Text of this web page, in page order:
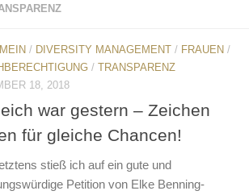
/ DIVERSITY MANAGEMENT / FRAUEN /
/ TRANSPARENZ
18, 2018
war gestern – Zeichen
für gleiche Chancen!
stieß ich auf ein gute und
Petition von Elke Benning-